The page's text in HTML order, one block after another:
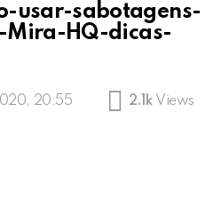
usar-sabotagens-
Mira-HQ-dicas-
20:55 2.1k Views